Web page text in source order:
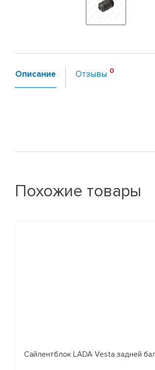
Описание Отзывы
Похожие товары
Сайлентблок LADA Vesta задней